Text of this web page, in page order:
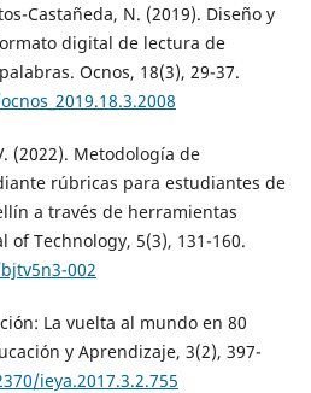
Castañeda, N. (2019). Diseño y
digital de lectura de
Ocnos, 18(3), 29-37.
(2022). Metodología de
rúbricas para estudiantes de
a través de herramientas
of Technology, 5(3), 131-160.
002
La vuelta al mundo en 80
y Aprendizaje, 3(2), 397-
ieya.2017.3.2.755